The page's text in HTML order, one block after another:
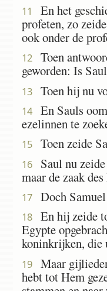
11
En het
profeten, zo
ook onder de
12
Toen
geworden: Is
13 Toen hij nu
14
En Sauls
ezelinnen te
15 Toen zeide
16
Saul nu
maar de zaak
17 Doch
18
En hij zeide
Egypte
koninkrijken, die
19
Maar
hebt tot Hem